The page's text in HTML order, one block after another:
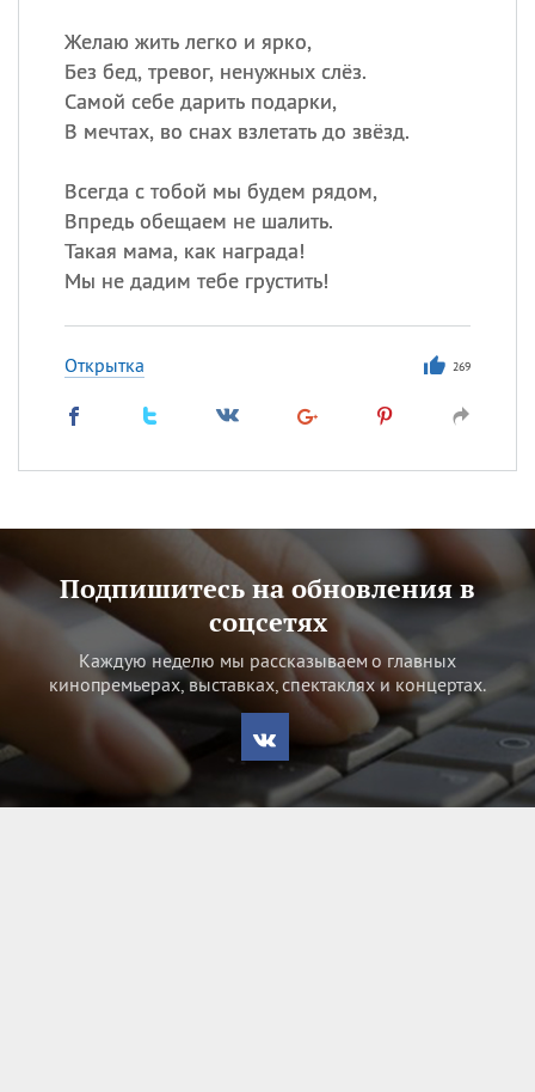
Желаю жить легко и ярко,
Без бед, тревог, ненужных слёз.
Самой себе дарить подарки,
В мечтах, во снах взлетать до звёзд.
Всегда с тобой мы будем рядом,
Впредь обещаем не шалить.
Такая мама, как награда!
Мы не дадим тебе грустить!
Открытка 269
Подпишитесь на обновления в
соцсетях
Каждую неделю мы рассказываем о главных
кинопремьерах, выставках, спектаклях и концертах.